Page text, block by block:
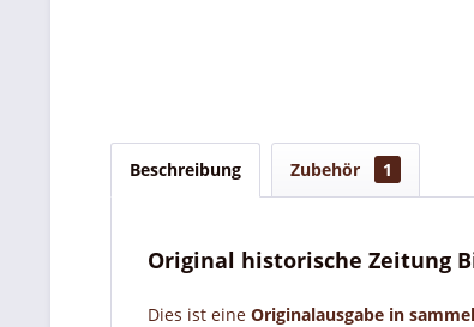
Beschreibung Zubehör 1
Original historische Zeitung
Dies ist eine Originalausgabe in